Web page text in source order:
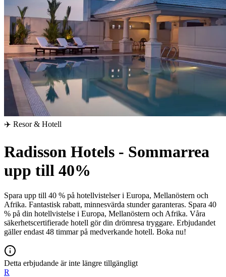
✈️ Resor & Hotell
Radisson Hotels - Sommarrea
upp till 40%
Spara upp till 40 % på hotellvistelser i Europa, Mellanöstern och
Afrika. Fantastisk rabatt, minnesvärda stunder garanteras. Spara 40
% på din hotellvistelse i Europa, Mellanöstern och Afrika. Våra
säkerhetscertifierade hotell gör din drömresa tryggare. Erbjudandet
gäller endast 48 timmar på medverkande hotell. Boka nu!
Detta erbjudande är inte längre tillgängligt
R